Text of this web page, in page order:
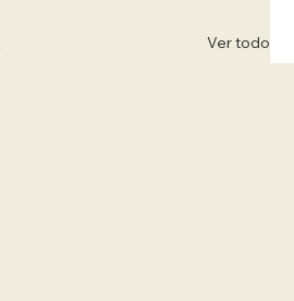
Ver todo